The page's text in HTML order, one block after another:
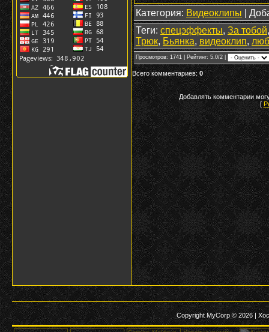
Категория: Видеоклипы
Теги: спецэффекты, За тобой
Трюк, Бьянка, видеоклип,
Просмотров: 1741 | Рейтинг: 5.0/2 |
Всего комментариев: 0
Добавлять комментарии
[
Copyright MyCorp © 2026|